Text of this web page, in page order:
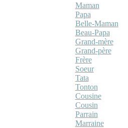
Maman
Papa
Belle-Maman
Beau-Papa
Grand-mère
Grand-père
Frère
Soeur
Tata
Tonton
Cousine
Cousin
Parrain
Marraine